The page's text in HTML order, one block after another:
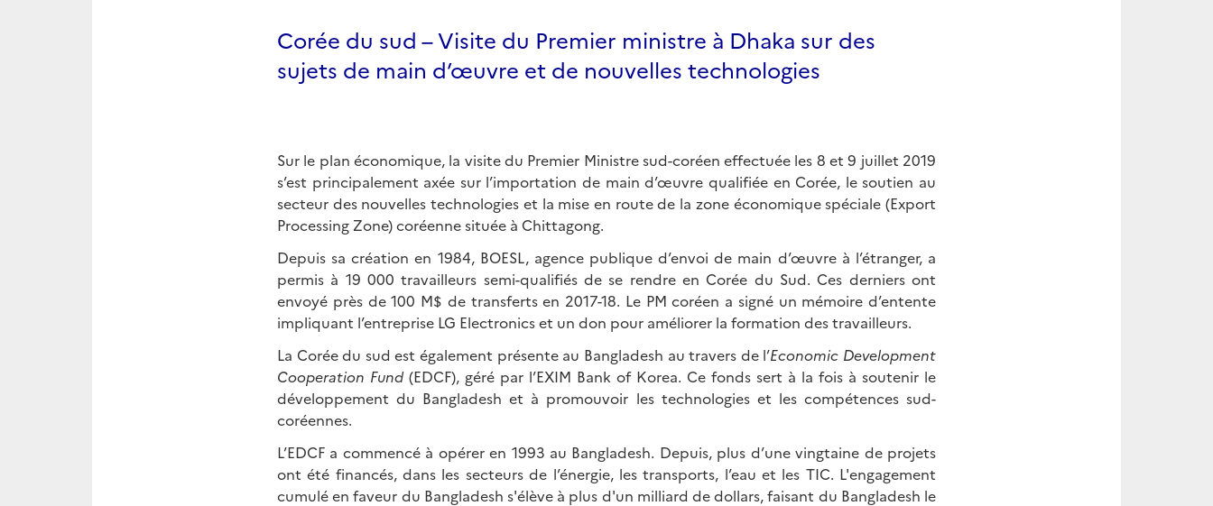
Corée du sud – Visite du Premier ministre à Dhaka sur des
sujets de main d’œuvre et de nouvelles technologies
Sur le plan économique, la visite du Premier Ministre sud-coréen effectuée les 8 et 9 juillet 2019
s’est principalement axée sur l’importation de main d’œuvre qualifiée en Corée, le soutien au
secteur des nouvelles technologies et la mise en route de la zone économique spéciale (Export
Processing Zone) coréenne située à Chittagong.
Depuis sa création en 1984, BOESL, agence publique d’envoi de main d’œuvre à l’étranger, a
permis à 19 000 travailleurs semi-qualifiés de se rendre en Corée du Sud. Ces derniers ont
envoyé près de 100 M$ de transferts en 2017-18. Le PM coréen a signé un mémoire d’entente
impliquant l’entreprise LG Electronics et un don pour améliorer la formation des travailleurs.
La Corée du sud est également présente au Bangladesh au travers de l’Economic Development
Cooperation Fund (EDCF), géré par l’EXIM Bank of Korea. Ce fonds sert à la fois à soutenir le
développement du Bangladesh et à promouvoir les technologies et les compétences sud-
coréennes.
L’EDCF a commencé à opérer en 1993 au Bangladesh. Depuis, plus d’une vingtaine de projets
ont été financés, dans les secteurs de l’énergie, les transports, l’eau et les TIC. L'engagement
cumulé en faveur du Bangladesh s'élève à plus d'un milliard de dollars, faisant du Bangladesh le